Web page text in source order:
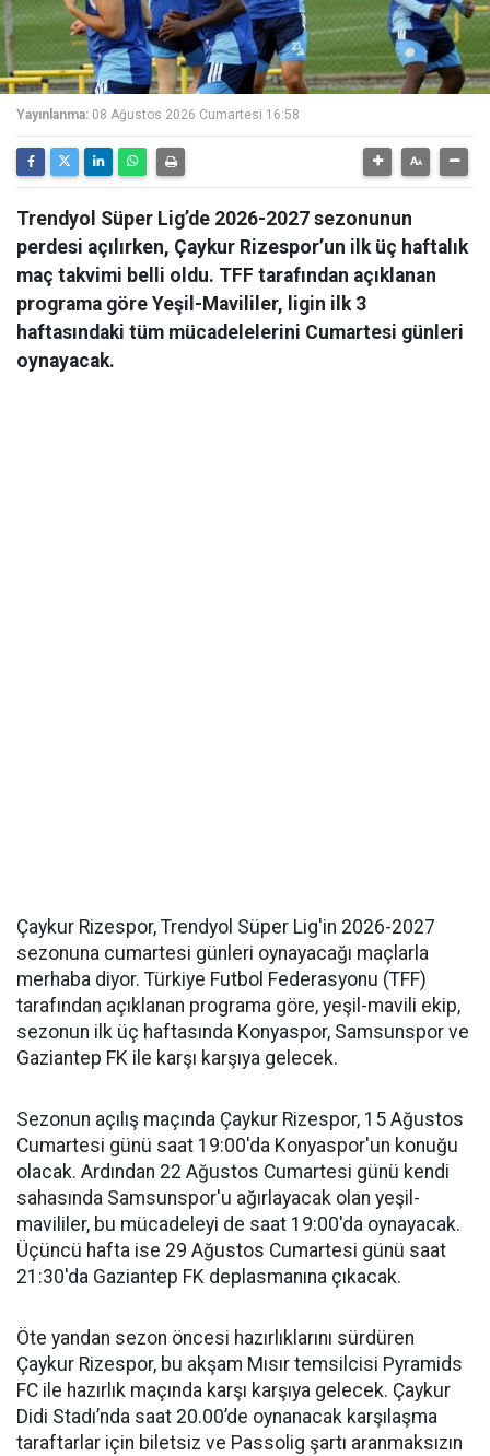
Yayınlanma: 08 Ağustos 2026 Cumartesi 16:58
Trendyol Süper Lig’de 2026-2027 sezonunun
perdesi açılırken, Çaykur Rizespor’un ilk üç haftalık
maç takvimi belli oldu. TFF tarafından açıklanan
programa göre Yeşil-Mavililer, ligin ilk 3
haftasındaki tüm mücadelelerini Cumartesi günleri
oynayacak.
Çaykur Rizespor, Trendyol Süper Lig'in 2026-2027
sezonuna cumartesi günleri oynayacağı maçlarla
merhaba diyor. Türkiye Futbol Federasyonu (TFF)
tarafından açıklanan programa göre, yeşil-mavili ekip,
sezonun ilk üç haftasında Konyaspor, Samsunspor ve
Gaziantep FK ile karşı karşıya gelecek.
Sezonun açılış maçında Çaykur Rizespor, 15 Ağustos
Cumartesi günü saat 19:00'da Konyaspor'un konuğu
olacak. Ardından 22 Ağustos Cumartesi günü kendi
sahasında Samsunspor'u ağırlayacak olan yeşil-
mavililer, bu mücadeleyi de saat 19:00'da oynayacak.
Üçüncü hafta ise 29 Ağustos Cumartesi günü saat
21:30'da Gaziantep FK deplasmanına çıkacak.
Öte yandan sezon öncesi hazırlıklarını sürdüren
Çaykur Rizespor, bu akşam Mısır temsilcisi Pyramids
FC ile hazırlık maçında karşı karşıya gelecek. Çaykur
Didi Stadı’nda saat 20.00’de oynanacak karşılaşma
taraftarlar için biletsiz ve Passolig şartı aranmaksızın